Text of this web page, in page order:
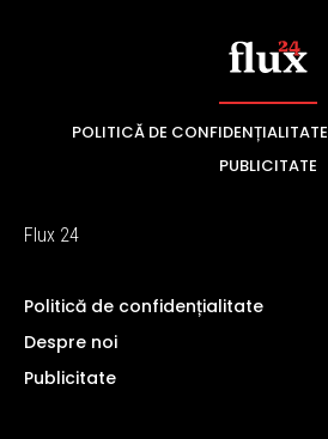
POLITICĂ DE CONFIDENȚIALITATE
PUBLICITATE
Flux 24
Politică de confidențialitate
Despre noi
Publicitate